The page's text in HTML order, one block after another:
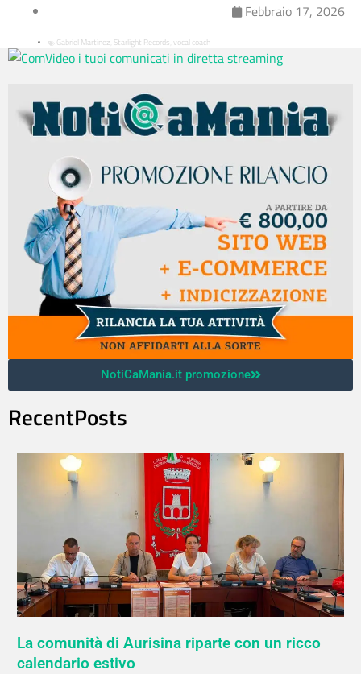
Febbraio 17, 2026
Gabriel Martinez Starlight Records vocal coach
NotiCaMania.it promozione
RecentPosts
La comunità di Aurisina riparte con un ricco
calendario estivo